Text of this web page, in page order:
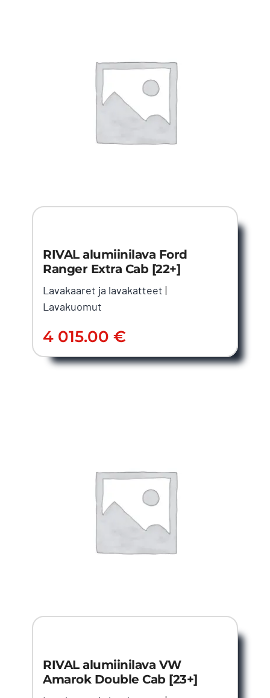
RIVAL alumiinilava Ford
Ranger Extra Cab [22+]
Lavakaaret ja lavakatteet |
Lavakuomut
4 015.00€
RIVAL alumiinilava VW
Amarok Double Cab [23+]